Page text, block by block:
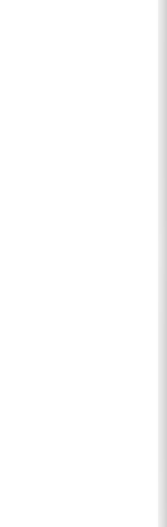
tecnico, con
Sarà
cambi